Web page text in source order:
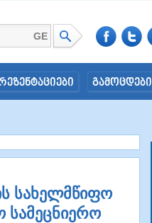
GE
გამოცდები
სახელმწიფო
სამეცნიერო